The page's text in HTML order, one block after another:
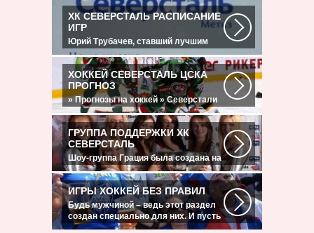
Хоккей. Чемпионат КХЛНачало
матча: 10:00 МСК...
ХК СЕВЕРСТАЛЬ РАСПИСАНИЕ
ИГР
Юрий Трубачев, ставший лучшим
игроком в составе 28 ноября, 02:52
Команде...
ХОККЕЙ СЕВЕРСТАЛЬ ЦСКА
ПРОГНОЗ
» Прогнозы на хоккей » Северстали
в последнее время крупно не везет.
Коллектив...
ГРУППА ПОДДЕРЖКИ ХК
СЕВЕРСТАЛЬ
Шоу-группа Грация была создана на
базе ярославского шейпинг-центра
для...
ИГРЫ ХОККЕЙ БЕЗ ПРАВИЛ
Будь мужчиной – ведь этот раздел
создан специально для них. И пусть
злопыхатели...